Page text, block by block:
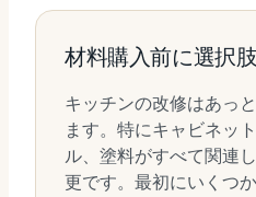
材料購入前に選択
キッチンの改修はあっ
ます。特にキャビネッ
ル、塗料がすべて関連
更です。最初にいくつ